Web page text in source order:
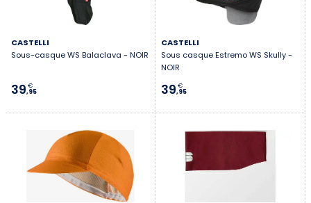
CASTELLI
Sous-casque WS Balaclava - NOIR
39,95
€
CASTELLI
Sous casque Estremo WS Skully -
NOIR
39,95
€